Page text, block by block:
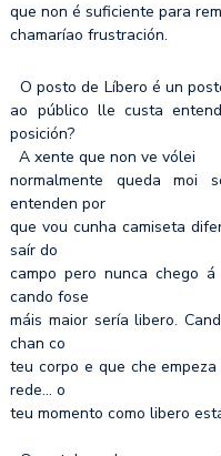
que non é suficiente para
chamaríao frustración.
O posto de Líbero é un
ao público lle custa
posición?
A xente que non ve vólei
normalmente queda moi
entenden por
que vou cunha camiseta
saír do
campo pero nunca chego
cando fose
máis maior sería libero.
chan co
teu corpo e que che
rede… o
teu momento como libero